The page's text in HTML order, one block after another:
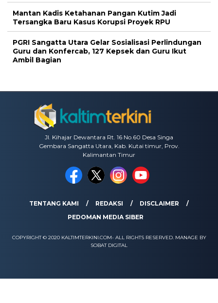
Mantan Kadis Ketahanan Pangan Kutim Jadi
Tersangka Baru Kasus Korupsi Proyek RPU
PGRI Sangatta Utara Gelar Sosialisasi Perlindungan
Guru dan Konfercab, 127 Kepsek dan Guru Ikut
Ambil Bagian
Jl. Kihajar Dewantara Rt. 16 No.60 Desa Singa
Gembara Sangatta Utara, Kab. Kutai timur, Prov.
Kalimantan Timur
TENTANG KAMI REDAKSI
DISCLAIMER
PEDOMAN MEDIA SIBER
COPYRIGHT © 2020 KALTIMTERKINI.COM- ALL RIGHTS RESERVED. MANAGE BY
SOBAT DIGITAL